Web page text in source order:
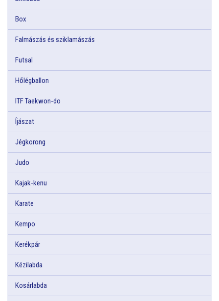
Box
Falmászás és sziklamászás
Futsal
Hőlégballon
ITF Taekwon-do
Íjászat
Jégkorong
Judo
Kajak-kenu
Karate
Kempo
Kerékpár
Kézilabda
Kosárlabda